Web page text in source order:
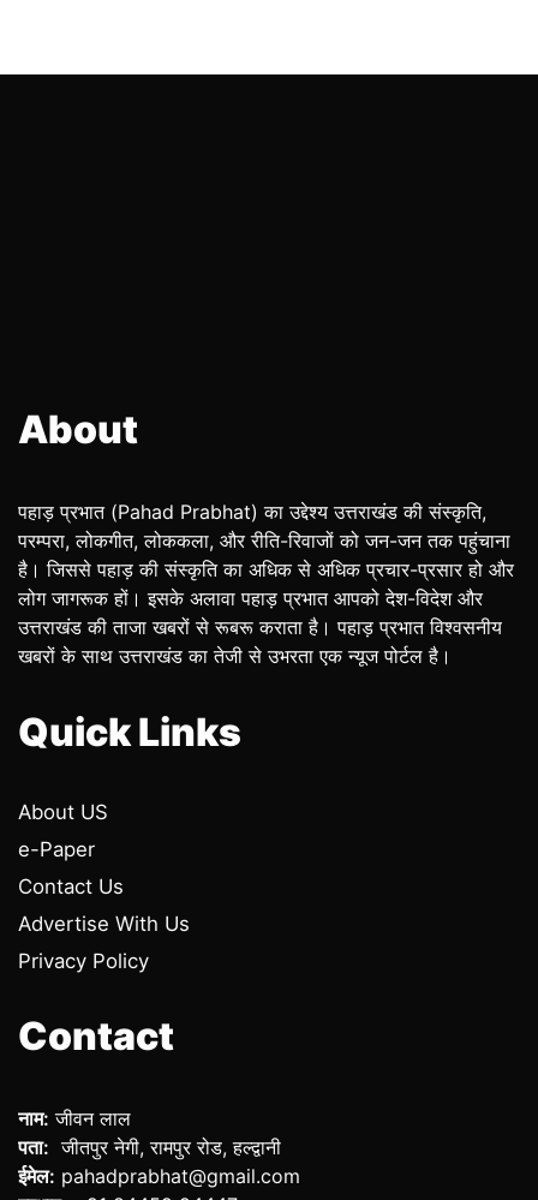
About
पहाड़ प्रभात (Pahad Prabhat) का उद्देश्य उत्तराखंड की संस्कृति,
परम्परा, लोकगीत, लोककला, और रीति-रिवाजों को जन-जन तक पहुंचाना
है। जिससे पहाड़ की संस्कृति का अधिक से अधिक प्रचार-प्रसार हो और
लोग जागरूक हों। इसके अलावा पहाड़ प्रभात आपको देश-विदेश और
उत्तराखंड की ताजा खबरों से रूबरू कराता है। पहाड़ प्रभात विश्वसनीय
खबरों के साथ उत्तराखंड का तेजी से उभरता एक न्यूज पोर्टल है।
Quick Links
About US
e-Paper
Contact Us
Advertise With Us
Privacy Policy
Contact
नाम: जीवन लाल
पता: जीतपुर नेगी, रामपुर रोड, हल्द्वानी
ईमेल: pahadprabhat@gmail.com